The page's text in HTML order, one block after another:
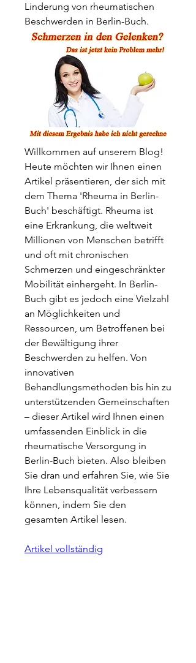
Linderung von rheumatischen
Beschwerden in Berlin-Buch.
Willkommen auf unserem Blog!
Heute möchten wir Ihnen einen
Artikel präsentieren, der sich mit
dem Thema 'Rheuma in Berlin-
Buch' beschäftigt. Rheuma ist
eine Erkrankung, die weltweit
Millionen von Menschen betrifft
und oft mit chronischen
Schmerzen und eingeschränkter
Mobilität einhergeht. In Berlin-
Buch gibt es jedoch eine Vielzahl
an Möglichkeiten und
Ressourcen, um Betroffenen bei
der Bewältigung ihrer
Beschwerden zu helfen. Von
innovativen
Behandlungsmethoden bis hin zu
unterstützenden Gemeinschaften
– dieser Artikel wird Ihnen einen
umfassenden Einblick in die
rheumatische Versorgung in
Berlin-Buch bieten. Also bleiben
Sie dran und erfahren Sie, wie Sie
Ihre Lebensqualität verbessern
können, indem Sie den
gesamten Artikel lesen.
Artikel vollständig